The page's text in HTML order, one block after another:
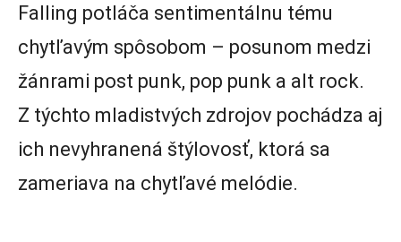
Falling potláča sentimentálnu tému
chytľavým spôsobom – posunom medzi
žánrami post punk, pop punk a alt rock.
Z týchto mladistvých zdrojov pochádza aj
ich nevyhranená štýlovosť, ktorá sa
zameriava na chytľavé melódie.